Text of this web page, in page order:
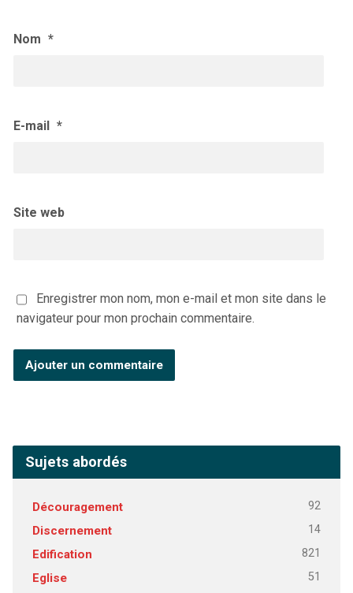
Nom *
E-mail *
Site web
Enregistrer mon nom, mon e-mail et mon site dans le
navigateur pour mon prochain commentaire.
Sujets abordés
Découragement 92
Discernement 14
Edification 821
Eglise 51